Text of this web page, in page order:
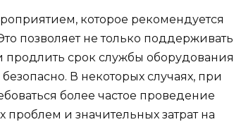
которое рекомендуется
позволяет не только поддерживать
срок службы
В некоторых случаях, при
более частое проведение
и значительных затрат на